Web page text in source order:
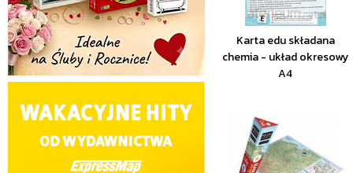
Karta edu składana
chemia - układ okresowy
A4